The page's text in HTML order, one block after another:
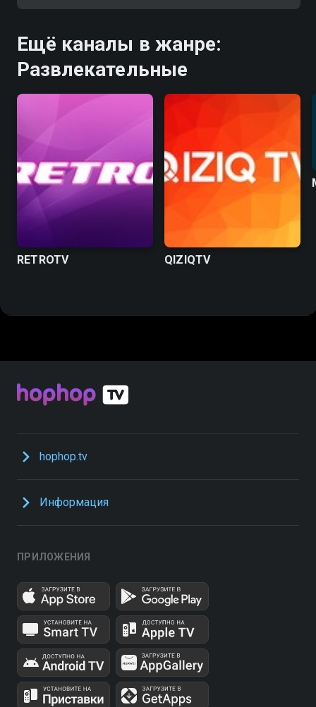
Ещё каналы в жанре:
Развлекательные
RETROTV QIZIQTV
hophop.tv
Информация
ПРИЛОЖЕНИЯ